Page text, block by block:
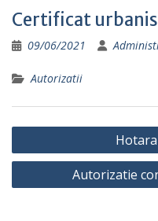
Certificat
09/06/2021
Autorizatii
Navigare
în
Autorizatie